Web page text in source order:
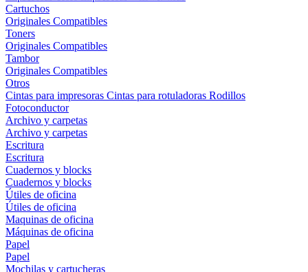
Cartuchos
Originales Compatibles
Toners
Originales Compatibles
Tambor
Originales Compatibles
Otros
Cintas para impresoras Cintas para rotuladoras Rodillos
Fotoconductor
Archivo y carpetas
Archivo y carpetas
Escritura
Escritura
Cuadernos y blocks
Cuadernos y blocks
Útiles de oficina
Útiles de oficina
Maquinas de oficina
Máquinas de oficina
Papel
Papel
Mochilas y cartucheras